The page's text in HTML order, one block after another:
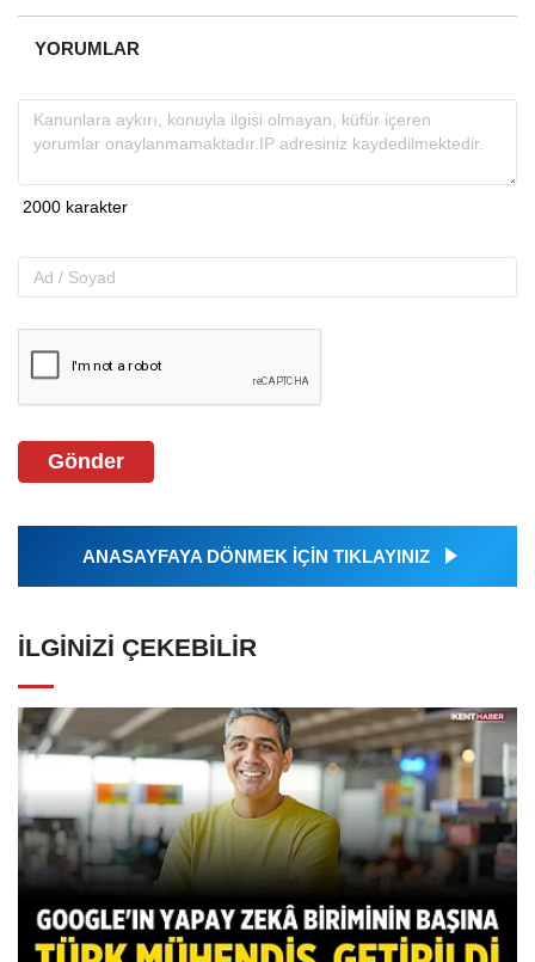
YORUMLAR
Gönder
ANASAYFAYA DÖNMEK İÇİN TIKLAYINIZ
İLGINIZI ÇEKEBILIR